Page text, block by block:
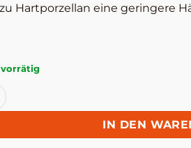
Hartporzellan eine geringere
vorrätig
aus Porzellan Menge
IN DEN